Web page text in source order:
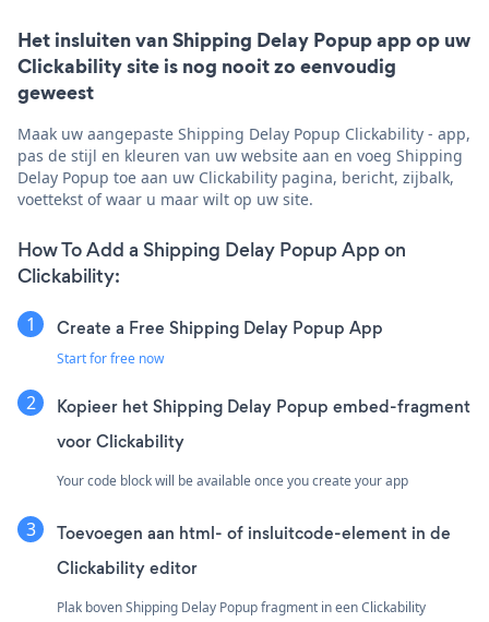
Het insluiten van Shipping Delay Popup app op uw
Clickability site is nog nooit zo eenvoudig
geweest
Maak uw aangepaste Shipping Delay Popup Clickability - app,
pas de stijl en kleuren van uw website aan en voeg Shipping
Delay Popup toe aan uw Clickability pagina, bericht, zijbalk,
voettekst of waar u maar wilt op uw site.
How To Add a Shipping Delay Popup App on
Clickability:
Create a Free Shipping Delay Popup App
Start for free now
Kopieer het Shipping Delay Popup embed-fragment
voor Clickability
Your code block will be available once you create your app
Toevoegen aan html- of insluitcode-element in de
Clickability editor
Plak boven Shipping Delay Popup fragment in een Clickability